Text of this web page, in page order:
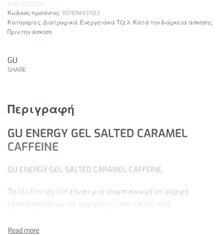
MPN: 002-095
307694931123
Κατηγορίες: Διατροφικά, Ενεργειακά Τζελ, Κατά την διάρκεια άσκησης,
Πριν την άσκηση
GU
SHARE
Περιγραφή
GU ENERGY GEL SALTED CARAMEL
CAFFEINE
GU ENERGY GEL SALTED CARAMEL CAFFEINE.
Το GU Energy Gel είναι μια συμπυκνωμένη μορφή
υδατανθράκων σε μορφή gel, που εκτός από
στοιχεία, μείγμα βοτάνων και αλάτι θαλάσσης. Είναι